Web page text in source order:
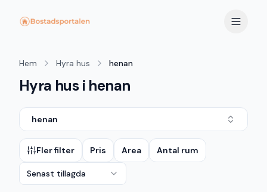
Hem Hyra hus henan
Hyra hus i henan
henan
Fler filter Pris Area Antal rum
Senast tillagda